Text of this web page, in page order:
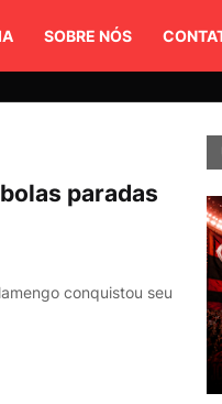
SOBRE NÓS
paradas
conquistou seu